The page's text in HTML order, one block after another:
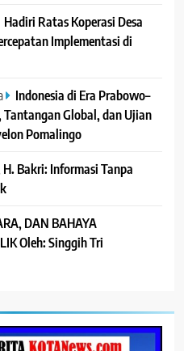
Hadiri Ratas Koperasi Desa
Implementasi di
Indonesia di Era Prabowo–
Global, dan Ujian
Pomalingo
Bakri: Informasi Tanpa
DAN BAHAYA
Oleh: Singgih Tri